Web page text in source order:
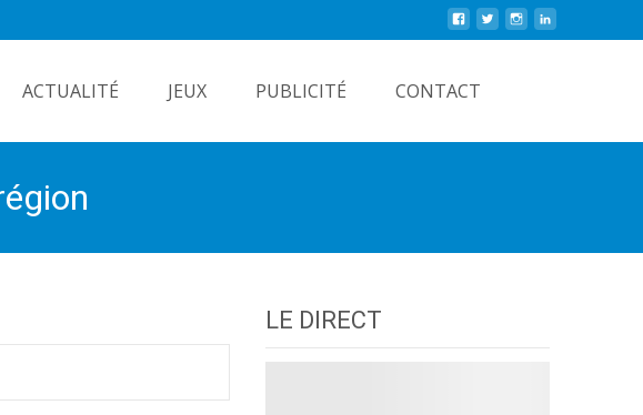
ACTUALITÉ JEUX PUBLICITÉ CONTACT
LE DIRECT